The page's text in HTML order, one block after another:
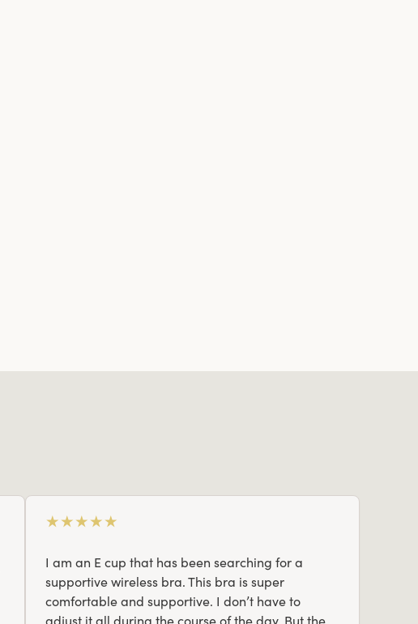
★★★★★
I am an E cup that has been searching for a
supportive wireless bra. This bra is super
comfortable and supportive. I don’t have to
adjust it all during the course of the day. But the